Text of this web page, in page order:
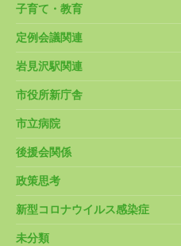
子育て・教育
定例会議関連
岩見沢駅関連
市役所新庁舎
市立病院
後援会関係
政策思考
新型コロナウイルス感染症
未分類